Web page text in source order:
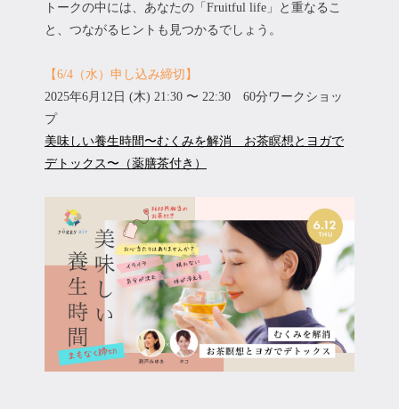
トークの中には、あなたの「Fruitful life」と重なるこ
と、つながるヒントも見つかるでしょう。
【6/4（水）申し込み締切】
2025年6月12日 (木) 21:30 〜 22:30 60分ワークショッ
プ
美味しい養生時間〜むくみを解消 お茶瞑想とヨガで
デトックス〜（薬膳茶付き）